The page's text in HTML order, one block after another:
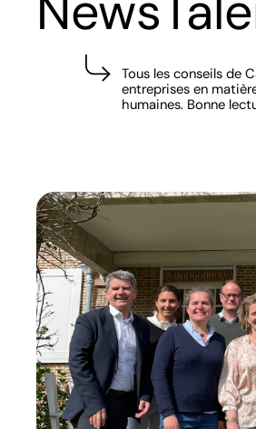
Tous les conseils de
entreprises en
humaines. Bonne